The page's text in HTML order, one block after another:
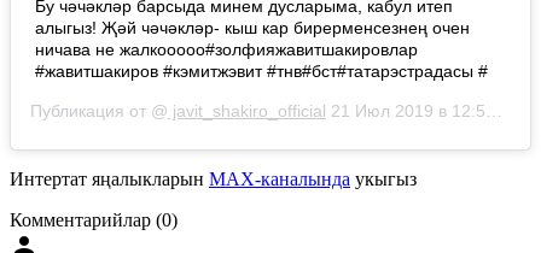
Бу чәчәкләр барсыда минем дусларыма, кабул итеп
алыгыз! Җәй чәчәкләр- кыш кар бирерменсезнең очен
ничава не жалкооооо#золфияжавитшакировлар
#жавитшакиров #кэмитжэвит #тнв#бст#татарэстрадасы #
Публикация от @ javit_shakiro_official 21 Июл 2019 в 12:51 PDT
Интертат яңалыкларын MAX-каналында укыгыз
Комментарийлар (0)